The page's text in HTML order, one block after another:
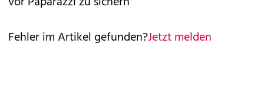
Fehler im Artikel gefunden?Jetzt melden